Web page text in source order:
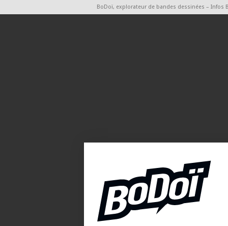
BoDoï, explorateur de bandes dessinées – Infos